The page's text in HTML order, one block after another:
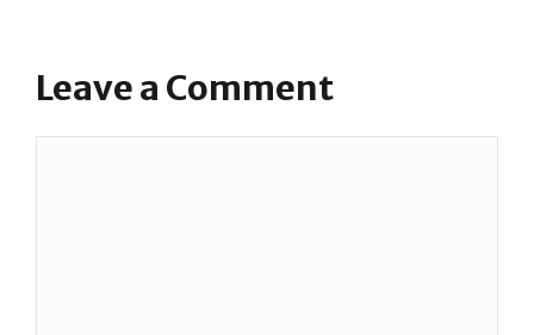
Leave a Comment